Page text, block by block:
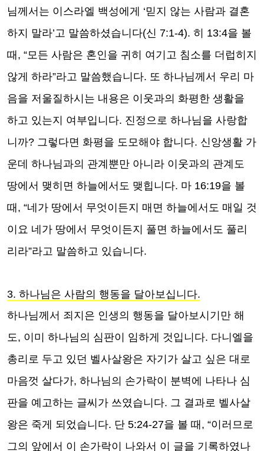
님께서는 이스라엘 백성에게 ‘믿지 않는 사람과 결혼
하지 말라’고 말씀하셨습니다(신 7:1-4). 히 13:4을 볼
때, “모든 사람은 혼인을 귀히 여기고 침소를 더럽히지
않게 하라”라고 말씀했습니다. 또 하나님께서 우리 마
음을 저울질하시는 내용은 이웃과의 화평한 생활을
하고 있는지 여부입니다. 진정으로 하나님을 사랑합
니까? 그렇다면 화평을 도모해야 합니다. 신앙생활 가
운데 하나님과의 관계뿐만 아니라 이웃과의 관계도
땅에서 맺히면 하늘에서도 맺힙니다. 마 16:19을 볼
때, “네가 땅에서 무엇이든지 매면 하늘에서도 매일 것
이요 네가 땅에서 무엇이든지 풀면 하늘에서도 풀리
리라”라고 말씀하고 있습니다.
3. 하나님은 사람의 행동을 달아보십니다.
하나님께서 죄지은 인생의 행동을 달아보시기만 해
도, 이미 하나님의 심판이 임하게 것입니다. 다니엘을
총리로 두고 있던 벨사살왕은 자기가 살고 싶은 대로
마음껏 살다가, 하나님의 손가락이 분벽에 나타나 심
판을 예고하는 글씨가 쓰였습니다. 그 결과로 벨사살
왕은 죽게 되었습니다. 단 5:24-27을 볼 때, “이러므로
그의 앞에서 이 손가락이 나와서 이 글을 기록하였나